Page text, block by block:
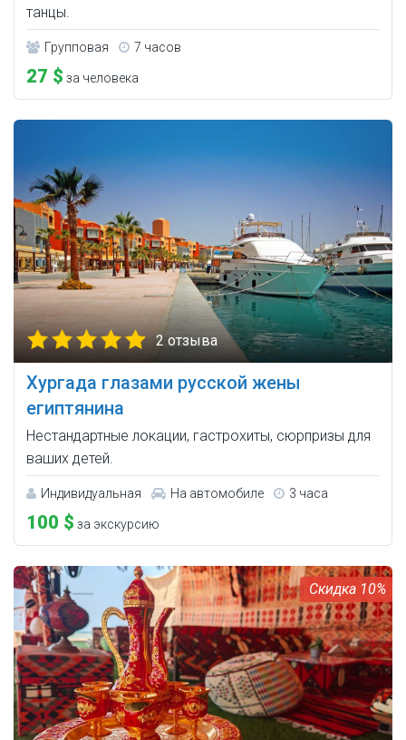
танцы.
Групповая 7 часов
27 $ за человека
2 отзыва
Хургада глазами русской жены
египтянина
Нестандартные локации, гастрохиты, сюрпризы для
ваших детей.
Индивидуальная На автомобиле 3 часа
100 $ за экскурсию
10%